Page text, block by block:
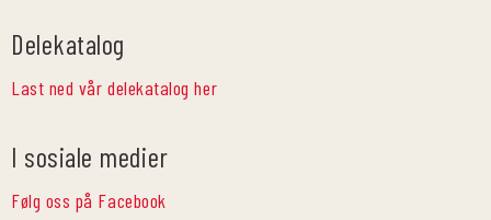
Delekatalog
Last ned vår delekatalog her
I sosiale medier
Følg oss på Facebook